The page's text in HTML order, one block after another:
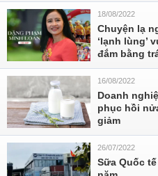
18/08/2022
Chuyện lạ
‘lạnh lùng’
đắm bằng
16/08/2022
Doanh
phục hồi
giảm
26/07/2022
Sữa Quốc